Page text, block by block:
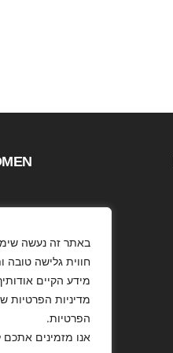
חווית גלישה טובה
מידע הקיים
הפרטיות.
אנו מזמינים אתכם